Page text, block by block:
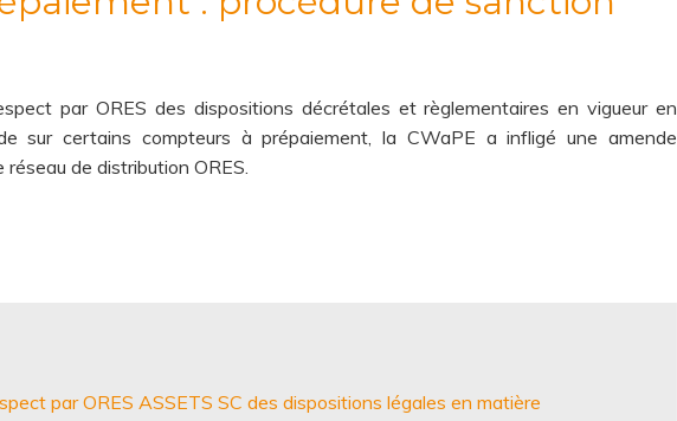
par ORES des dispositions décrétales et règlementaires en vigueur en
sur certains compteurs à prépaiement, la CWaPE a infligé une amende
de distribution ORES.
par ORES ASSETS SC des dispositions légales en matière